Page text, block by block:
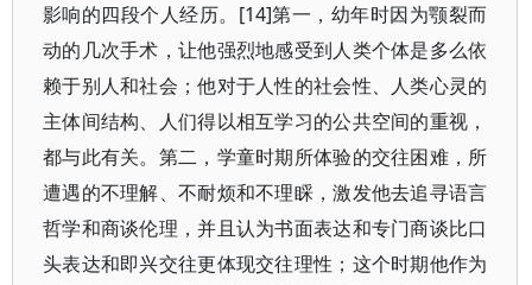
影响的四段个人经历。[14]第一，幼年时因为颚裂而
动的几次手术，让他强烈地感受到人类个体是多么依
赖于别人和社会；他对于人性的社会性、人类心灵的
主体间结构、人们得以相互学习的公共空间的重视，
都与此有关。第二，学童时期所体验的交往困难，所
遭遇的不理解、不耐烦和不理睬，激发他去追寻语言
哲学和商谈伦理，并且认为书面表达和专门商谈比口
头表达和即兴交往更体现交往理性；这个时期他作为